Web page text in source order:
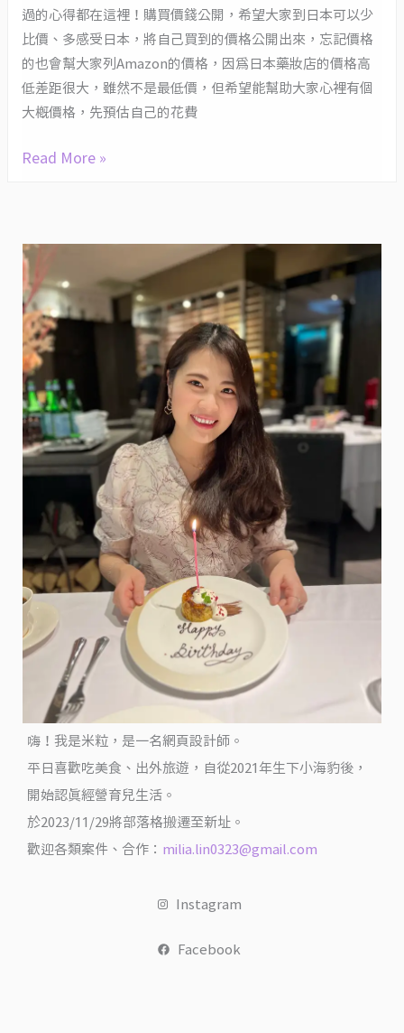
過的心得都在這裡！購買價錢公開，希望大家到日本可以少
比價、多感受日本，將自己買到的價格公開出來，忘記價格
的也會幫大家列Amazon的價格，因為日本藥妝店的價格高
低差距很大，雖然不是最低價，但希望能幫助大家心裡有個
大概價格，先預估自己的花費
藥
妝
美
妝
保
品
日
必
敗！
使
用
心
得
不
停
@
米
粒
愛
出
Read More »
嗨！我是米粒，是一名網頁設計師。
平日喜歡吃美食、出外旅遊，自從2021年生下小海豹後，
開始認真經營育兒生活。
於2023/11/29將部落格搬遷至新址。
歡迎各類案件、合作： milia.lin0323@gmail.com
Instagram
Facebook